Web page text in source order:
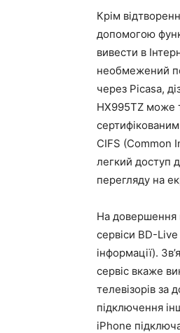
Крім
допомогою
вивести в
необмежений
через Picasa,
HX995TZ може
CIFS (Common
легкий доступ
перегляду на
На довершення
сервіси BD-
інформації).
сервіс вкаже
телевізорів
підключення
iPhone